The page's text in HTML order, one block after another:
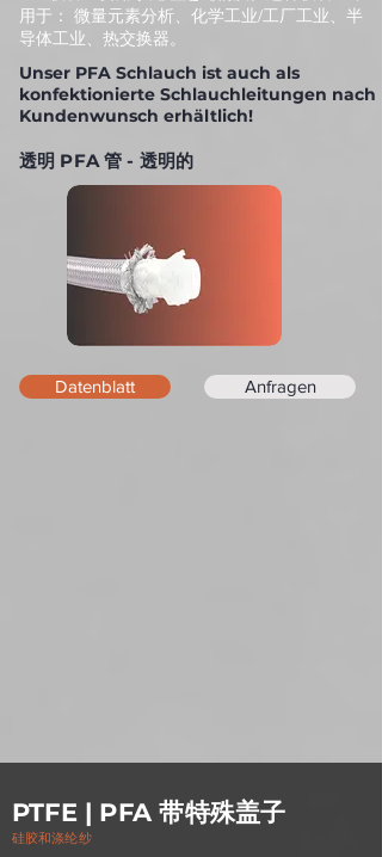
用于： 微量元素分析、化学工业/工厂工业、半
导体工业、热交换器。
Unser PFA Schlauch ist auch als
konfektionierte Schlauchleitungen nach
Kundenwunsch erhältlich!
透明 PFA 管 - 透明的
Datenblatt Anfragen
PTFE | PFA 带特殊盖子
硅胶和涤纶纱